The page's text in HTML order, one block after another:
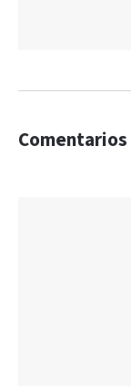
Comentarios